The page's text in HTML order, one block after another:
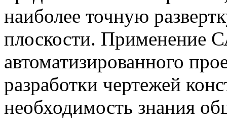
наиболее точную
плоскости. Применение
автоматизированного
разработки чертежей
необходимость знания